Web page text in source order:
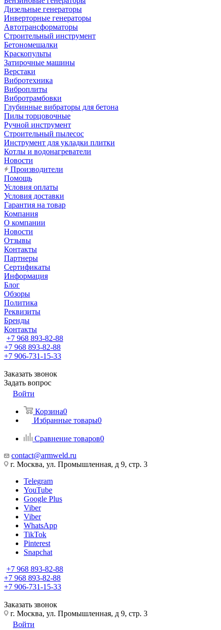
Дизельные генераторы
Инверторные генераторы
Автотрансформаторы
Строительный инструмент
Бетономешалки
Краскопульты
Затирочные машины
Верстаки
Вибротехника
Виброплиты
Вибротрамбовки
Глубинные вибраторы для бетона
Пилы торцовочные
Ручной инструмент
Строительный пылесос
Инструмент для укладки плитки
Котлы и водонагреватели
Новости
Производители
Помощь
Условия оплаты
Условия доставки
Гарантия на товар
Компания
О компании
Новости
Отзывы
Контакты
Партнеры
Сертификаты
Информация
Блог
Обзоры
Политика
Реквизиты
Бренды
Контакты
+7 968 893-82-88
+7 968 893-82-88
+7 906-731-15-33
Заказать звонок
Задать вопрос
Войти
Корзина0
Избранные товары0
Сравнение товаров0
contact@armweld.ru
г. Москва, ул. Промышленная, д 9, стр. 3
Telegram
YouTube
Google Plus
Viber
Viber
WhatsApp
TikTok
Pinterest
Snapchat
+7 968 893-82-88
+7 968 893-82-88
+7 906-731-15-33
Заказать звонок
г. Москва, ул. Промышленная, д 9, стр. 3
Войти